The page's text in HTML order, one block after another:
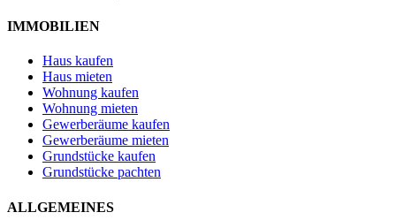
IMMOBILIEN
Haus kaufen
Haus mieten
Wohnung kaufen
Wohnung mieten
Gewerberäume kaufen
Gewerberäume mieten
Grundstücke kaufen
Grundstücke pachten
ALLGEMEINES